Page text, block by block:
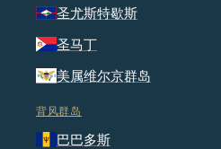
圣尤斯特歇斯
圣马丁
美属维尔京群岛
背风群岛
巴巴多斯